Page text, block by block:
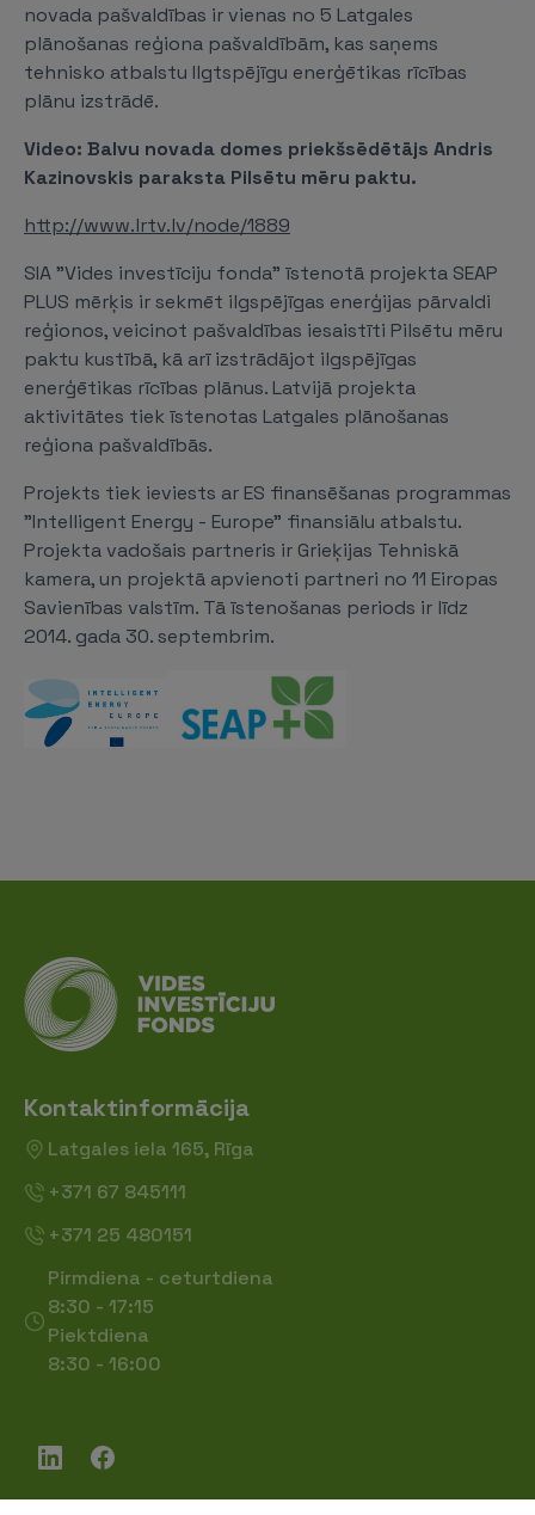
novada pašvaldības ir vienas no 5 Latgales
plānošanas reģiona pašvaldībām, kas saņems
tehnisko atbalstu Ilgtspējīgu enerģētikas rīcības
plānu izstrādē.
Video: Balvu novada domes priekšsēdētājs Andris
Kazinovskis paraksta Pilsētu mēru paktu.
http://www.lrtv.lv/node/1889
SIA "Vides investīciju fonda” īstenotā projekta SEAP
PLUS mērķis ir sekmēt ilgspējīgas enerģijas pārvaldi
reģionos, veicinot pašvaldības iesaistīti Pilsētu mēru
paktu kustībā, kā arī izstrādājot ilgspējīgas
enerģētikas rīcības plānus. Latvijā projekta
aktivitātes tiek īstenotas Latgales plānošanas
reģiona pašvaldībās.
Projekts tiek ieviests ar ES finansēšanas programmas
"Intelligent Energy - Europe" finansiālu atbalstu.
Projekta vadošais partneris ir Grieķijas Tehniskā
kamera, un projektā apvienoti partneri no 11 Eiropas
Savienības valstīm. Tā īstenošanas periods ir līdz
2014. gada 30. septembrim.
Kontaktinformācija
Latgales iela 165, Rīga
+371 67 845111
+371 25 480151
Pirmdiena - ceturtdiena
8:30 - 17:15
Piektdiena
8:30 - 16:00